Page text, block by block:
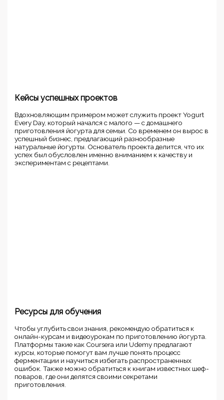
Кейсы успешных проектов
Вдохновляющим примером может служить проект Yogurt
Every Day, который начался с малого — с домашнего
приготовления йогурта для семьи. Со временем он вырос в
успешный бизнес, предлагающий разнообразные
натуральные йогурты. Основатель проекта делится, что их
успех был обусловлен именно вниманием к качеству и
экспериментам с рецептами.
Ресурсы для обучения
Чтобы углубить свои знания, рекомендую обратиться к
онлайн-курсам и видеоурокам по приготовлению йогурта.
Платформы такие как Coursera или Udemy предлагают
курсы, которые помогут вам лучше понять процесс
ферментации и научиться избегать распространенных
ошибок. Также можно обратиться к книгам известных шеф-
поваров, где они делятся своими секретами
приготовления.